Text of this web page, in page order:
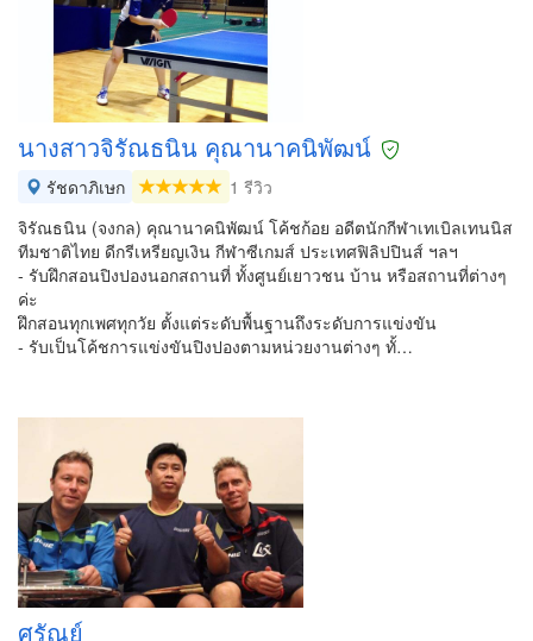
นางสาวจิรัณธนิน คุณานาคนิพัฒน์
รัชดาภิเษก
1 รีวิว
จิรัณธนิน (จงกล) คุณานาคนิพัฒน์ โค้ชก้อย อดีตนักกีฬาเทเบิลเทนนิส
ทีมชาติไทย ดีกรีเหรียญเงิน กีฬาซีเกมส์ ประเทศฟิลิปปินส์ ฯลฯ
- รับฝึกสอนปิงปองนอกสถานที่ ทั้งศูนย์เยาวชน บ้าน หรือสถานที่ต่างๆ
ค่ะ
ฝึกสอนทุกเพศทุกวัย ตั้งแต่ระดับพื้นฐานถึงระดับการแข่งขัน
- รับเป็นโค้ชการแข่งขันปิงปองตามหน่วยงานต่างๆ ทั้…
ศรัณย์